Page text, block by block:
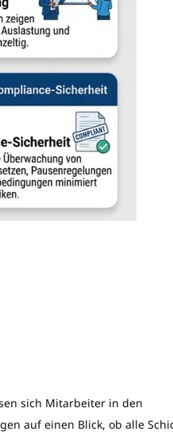
sich Mitarbeiter in den
auf einen Blick, ob alle